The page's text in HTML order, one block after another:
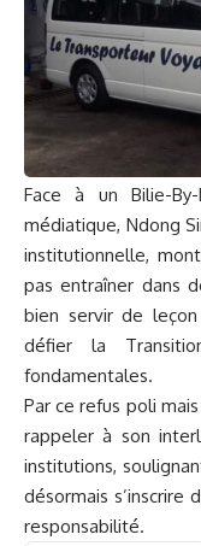
Face à un Bilie-
médiatique, Ndong
institutionnelle,
pas entraîner dans
bien servir de
défier la
fondamentales.
Par ce refus poli
rappeler à son
institutions,
désormais s’inscrire
responsabilité.